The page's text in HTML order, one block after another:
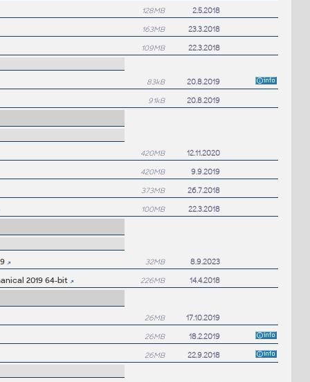
128MB 2.5.2018
163MB 23.3.2018
109MB 22.3.2018
83kB 20.8.2019
91kB 20.8.2019
420MB 12.11.2020
420MB 9.9.2019
373MB 26.7.2018
100MB 22.3.2018
32MB 8.9.2023
2019 64-bit 226MB 14.4.2018
26MB 17.10.2019
26MB 18.2.2019
26MB 22.9.2018